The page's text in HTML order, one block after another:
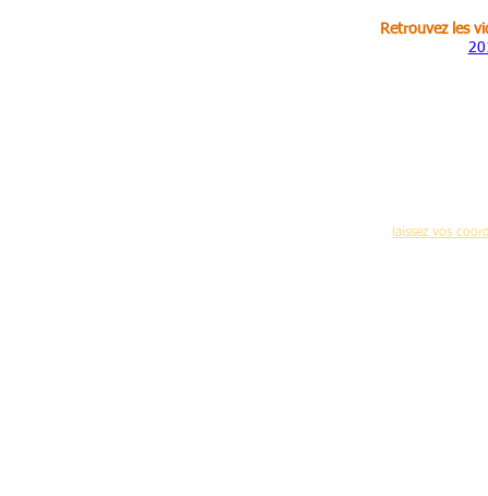
Retrouvez les
laissez vos